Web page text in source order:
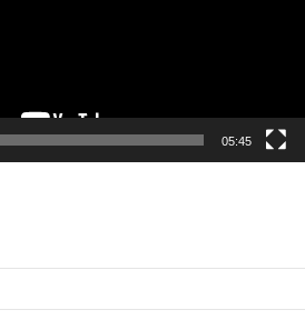
05:45